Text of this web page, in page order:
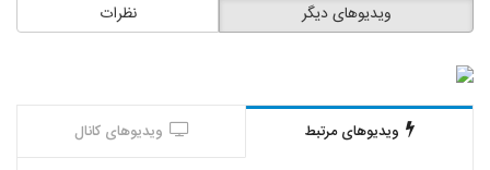
نظرات ویدیوهای دیگر
ویدیوهای مرتبط ویدیوهای کانال